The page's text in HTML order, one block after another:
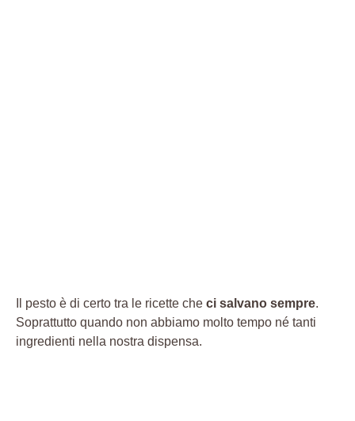
Il pesto è di certo tra le ricette che ci salvano sempre.
Soprattutto quando non abbiamo molto tempo né tanti
ingredienti nella nostra dispensa.